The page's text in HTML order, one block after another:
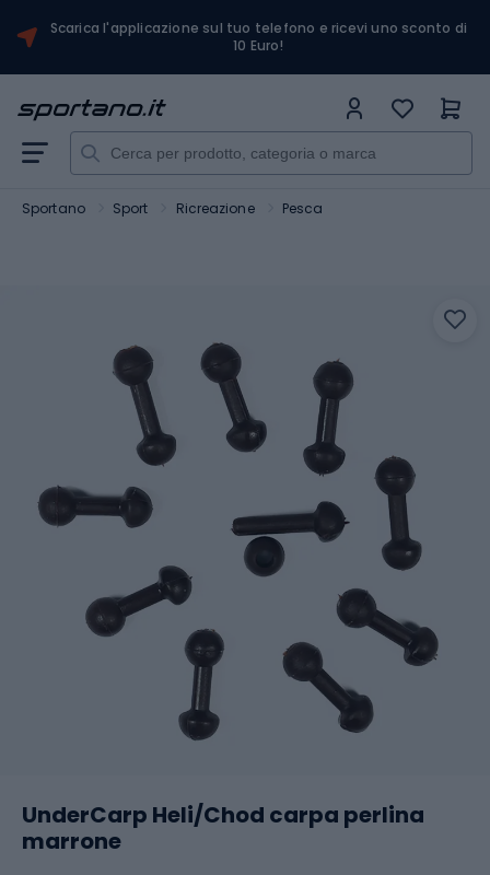
Scarica l'applicazione sul tuo telefono e ricevi uno sconto di
10 Euro!
Sportano Sport Ricreazione Pesca
UnderCarp Heli/Chod carpa perlina
marrone